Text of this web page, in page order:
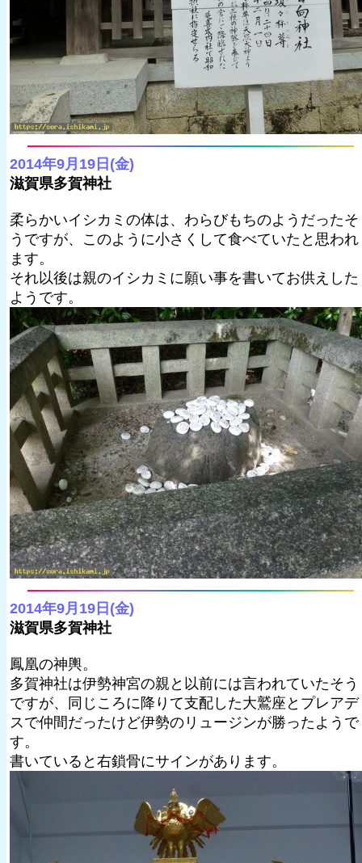
2014年9月19日(金)
滋賀県多賀神社
柔らかいイシカミの体は、わらびもちのようだったそ
うですが、このように小さくして食べていたと思われ
ます。
それ以後は親のイシカミに願い事を書いてお供えした
ようです。
2014年9月19日(金)
滋賀県多賀神社
鳳凰の神輿。
多賀神社は伊勢神宮の親と以前には言われていたそう
ですが、同じころに降りて支配した大鷲座とプレアデ
スで仲間だったけど伊勢のリュージンが勝ったようで
す。
書いていると右鎖骨にサインがあります。